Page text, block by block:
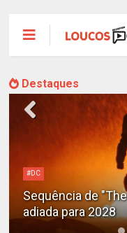
Destaques
#DC
Sequência de
adiada para 2028